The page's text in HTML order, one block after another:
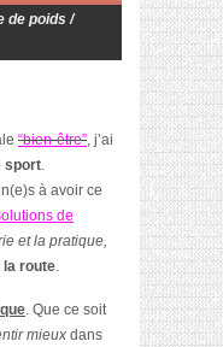
de poids /
“bien-être”, j’ai
sport.
à avoir ce
de
et la pratique,
la route.
. Que ce soit
mieux dans